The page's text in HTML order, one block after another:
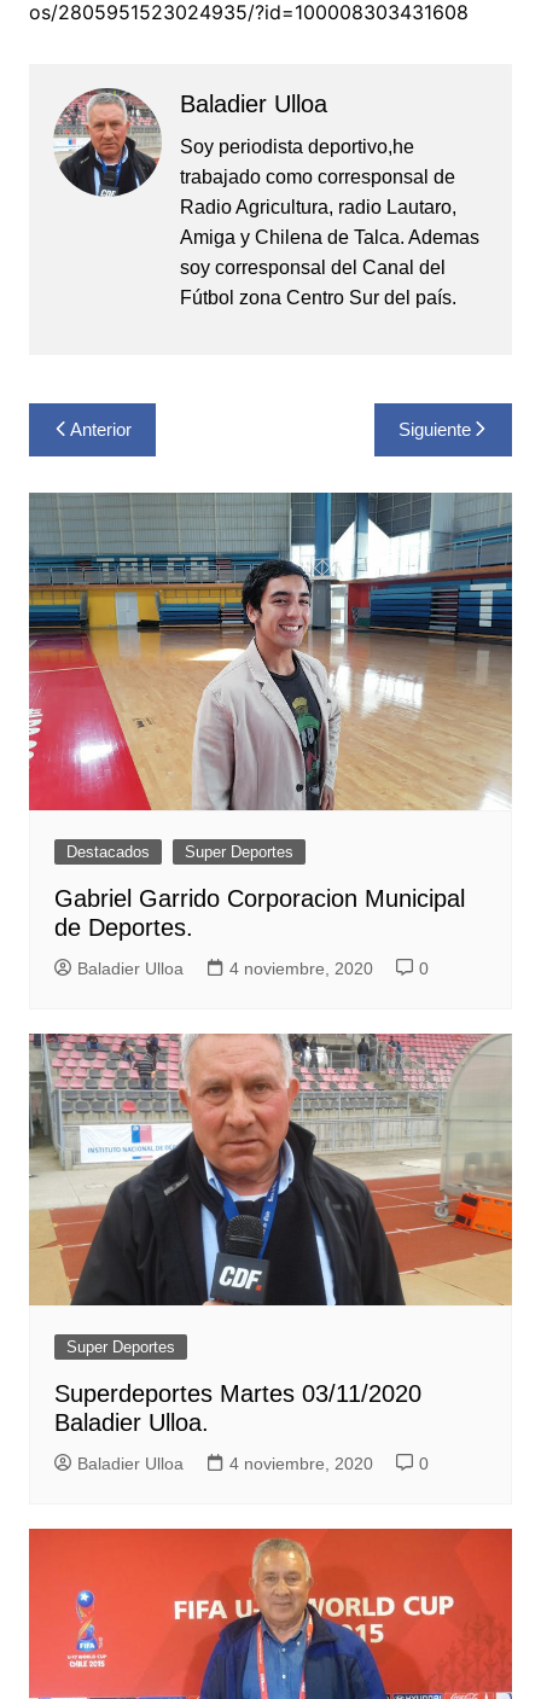
os/2805951523024935/?id=100008303431608
Baladier Ulloa
Soy periodista deportivo,he
trabajado como corresponsal de
Radio Agricultura, radio Lautaro,
Amiga y Chilena de Talca. Ademas
soy corresponsal del Canal del
Fútbol zona Centro Sur del país.
Navegación
de
entradas
Anterior Siguiente
Destacados Super Deportes
Gabriel Garrido Corporacion Municipal
de Deportes.
Baladier Ulloa 4 noviembre, 2020 0
Super Deportes
Superdeportes Martes 03/11/2020
Baladier Ulloa.
Baladier Ulloa 4 noviembre, 2020 0